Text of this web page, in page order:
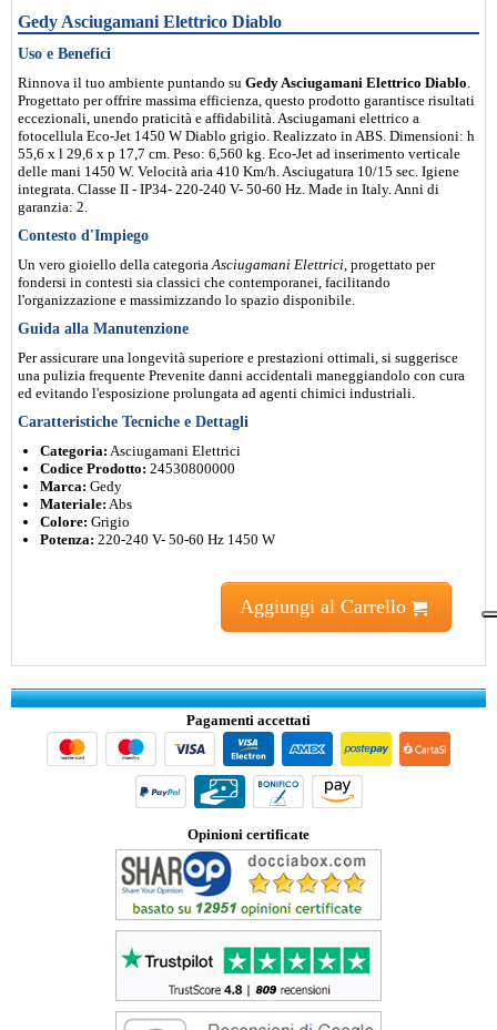
Gedy Asciugamani Elettrico Diablo
Uso e Benefici
Rinnova il tuo ambiente puntando su Gedy Asciugamani Elettrico Diablo.
Progettato per offrire massima efficienza, questo prodotto garantisce risultati
eccezionali, unendo praticità e affidabilità. Asciugamani elettrico a
fotocellula Eco-Jet 1450 W Diablo grigio. Realizzato in ABS. Dimensioni: h
55,6 x l 29,6 x p 17,7 cm. Peso: 6,560 kg. Eco-Jet ad inserimento verticale
delle mani 1450 W. Velocità aria 410 Km/h. Asciugatura 10/15 sec. Igiene
integrata. Classe II - IP34- 220-240 V- 50-60 Hz. Made in Italy. Anni di
garanzia: 2.
Contesto d'Impiego
Un vero gioiello della categoriaAsciugamani Elettrici, progettato per
fondersi in contesti sia classici che contemporanei, facilitando
l'organizzazione e massimizzando lo spazio disponibile.
Guida alla Manutenzione
Per assicurare una longevità superiore e prestazioni ottimali, si suggerisce
una pulizia frequente Prevenite danni accidentali maneggiandolo con cura
ed evitando l'esposizione prolungata ad agenti chimici industriali.
Caratteristiche Tecniche e Dettagli
Categoria: Asciugamani Elettrici
Codice Prodotto: 24530800000
Marca: Gedy
Materiale: Abs
Colore: Grigio
Potenza: 220-240 V- 50-60 Hz 1450 W
Aggiungi al Carrello
Pagamenti accettati
Opinioni certificate